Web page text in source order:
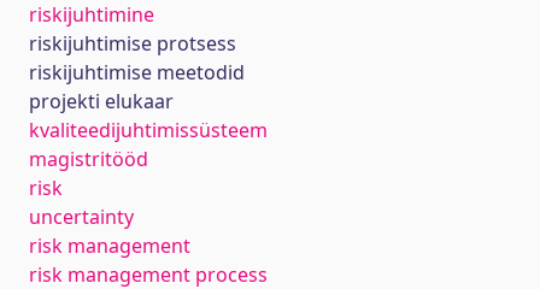
riskijuhtimine
riskijuhtimise protsess
riskijuhtimise meetodid
projekti elukaar
kvaliteedijuhtimissüsteem
magistritööd
risk
uncertainty
risk management
risk management process